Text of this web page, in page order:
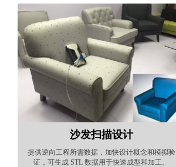
沙发扫描设计
提供逆向工程所需数据，加快设计概念和模拟验
证，可生成 STL 数据用于快速成型和加工。